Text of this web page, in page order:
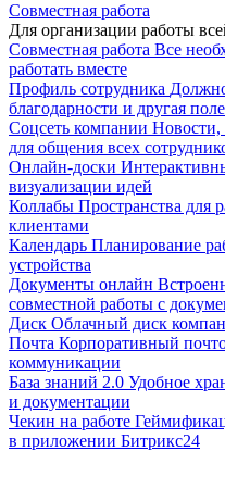
Совместная работа
Для организации работы
Совместная работа Все
работать вместе
Профиль сотрудника
благодарности и другая
Соцсеть компании Новости,
для общения всех
Онлайн-доски
визуализации идей
Коллабы Пространства для
клиентами
Календарь Планирование
устройства
Документы онлайн
совместной работы с
Диск Облачный диск
Почта Корпоративный
коммуникации
База знаний 2.0 Удобное
и документации
Чекин на работе
в приложении Битрикс24